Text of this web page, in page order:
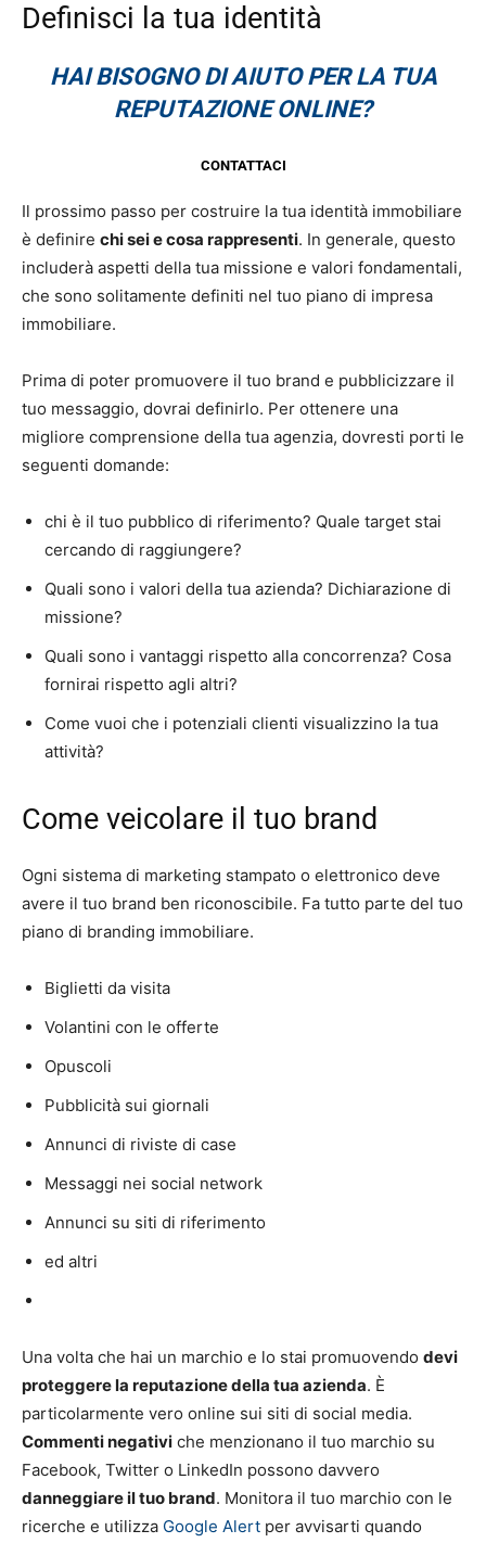
Definisci la tua identità
HAI BISOGNO DI AIUTO PER LA TUA
REPUTAZIONE ONLINE?
CONTATTACI
Il prossimo passo per costruire la tua identità immobiliare
è definire chi sei e cosa rappresenti. In generale, questo
includerà aspetti della tua missione e valori fondamentali,
che sono solitamente definiti nel tuo piano di impresa
immobiliare.
Prima di poter promuovere il tuo brand e pubblicizzare il
tuo messaggio, dovrai definirlo. Per ottenere una
migliore comprensione della tua agenzia, dovresti porti le
seguenti domande:
chi è il tuo pubblico di riferimento? Quale target stai
cercando di raggiungere?
Quali sono i valori della tua azienda? Dichiarazione di
missione?
Quali sono i vantaggi rispetto alla concorrenza? Cosa
fornirai rispetto agli altri?
Come vuoi che i potenziali clienti visualizzino la tua
attività?
Come veicolare il tuo brand
Ogni sistema di marketing stampato o elettronico deve
avere il tuo brand ben riconoscibile. Fa tutto parte del tuo
piano di branding immobiliare.
Biglietti da visita
Volantini con le offerte
Opuscoli
Pubblicità sui giornali
Annunci di riviste di case
Messaggi nei social network
Annunci su siti di riferimento
ed altri
Una volta che hai un marchio e lo stai promuovendo devi
proteggere la reputazione della tua azienda. È
particolarmente vero online sui siti di social media.
Commenti negativi che menzionano il tuo marchio su
Facebook, Twitter o LinkedIn possono davvero
danneggiare il tuo brand. Monitora il tuo marchio con le
ricerche e utilizza Google Alert per avvisarti quando